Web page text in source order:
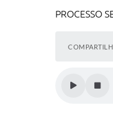
PROCESSO